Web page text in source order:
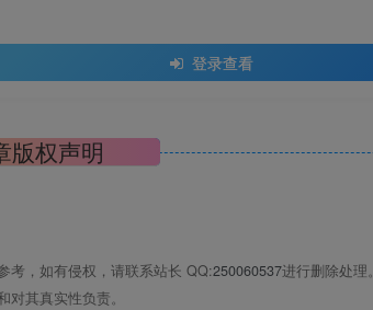
登录查看
版权声明
考，如有侵权，请联系站长 QQ:250060537进行删除处理。
其真实性负责。